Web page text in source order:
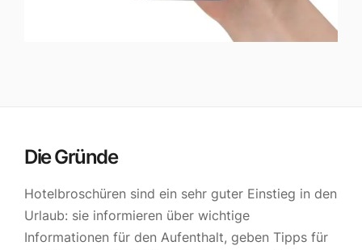
Die Gründe
Hotelbroschüren sind ein sehr guter Einstieg in den
Urlaub: sie informieren über wichtige
Informationen für den Aufenthalt, geben Tipps für